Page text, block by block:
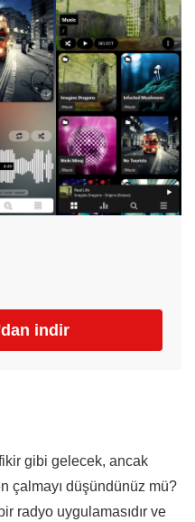
indir
gibi gelecek, ancak
çalmayı düşündünüz mü?
radyo uygulamasıdır ve